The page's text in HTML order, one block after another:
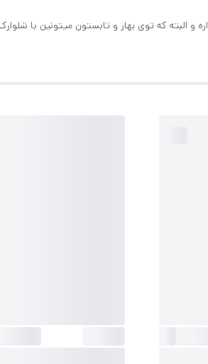
و البته که توی بهار و تابستون میتونین با